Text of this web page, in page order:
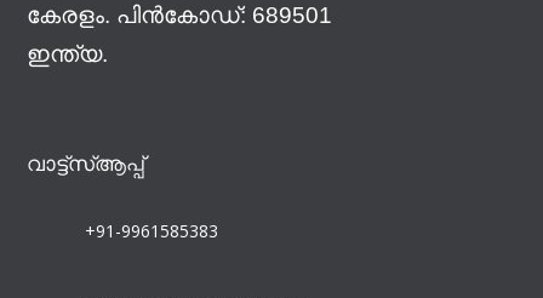
കേരളം. പിൻകോഡ്: 689501
ഇന്ത്യ.
വാട്ട്‌സ്ആപ്പ്
+91-9961585383